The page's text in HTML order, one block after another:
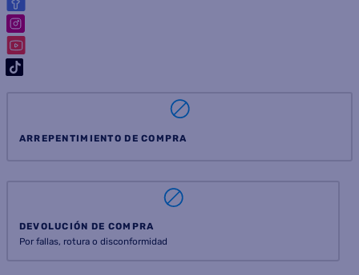
ARREPENTIMIENTO DE COMPRA
DEVOLUCIÓN DE COMPRA
Por fallas, rotura o disconformidad